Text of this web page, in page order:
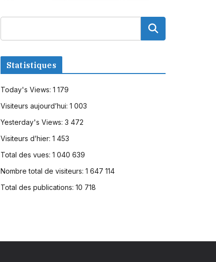
Statistiques
Today's Views: 1 179
Visiteurs aujourd’hui: 1 003
Yesterday's Views: 3 472
Visiteurs d’hier: 1 453
Total des vues: 1 040 639
Nombre total de visiteurs: 1 647 114
Total des publications: 10 718